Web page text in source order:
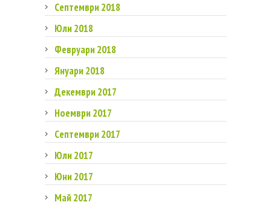
Септември 2018
Юли 2018
Февруари 2018
Януари 2018
Декември 2017
Ноември 2017
Септември 2017
Юли 2017
Юни 2017
Май 2017